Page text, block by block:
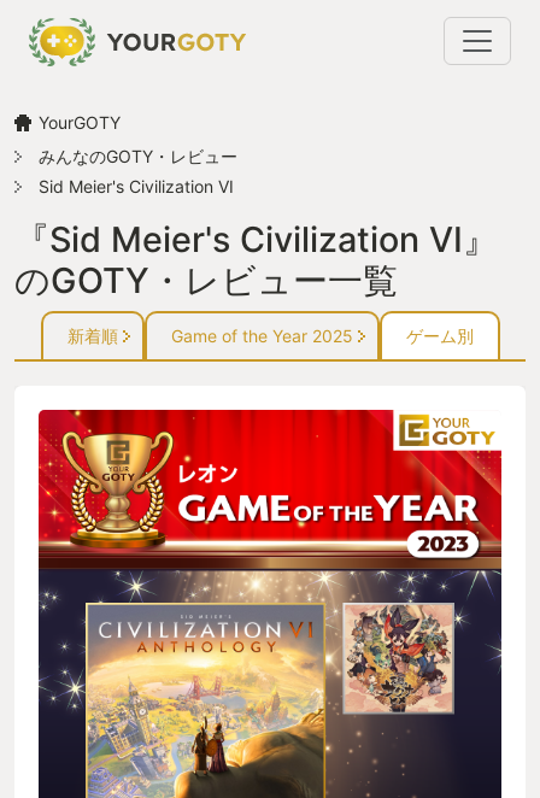
YourGOTY
みんなのGOTY・レビュー
Sid Meier's Civilization VI
『Sid Meier's Civilization VI』
のGOTY・レビュー一覧
新着順 Game of the Year 2025 ゲーム別